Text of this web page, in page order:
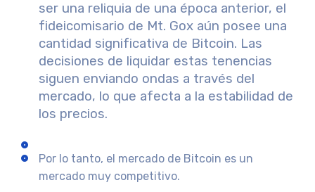
ser una reliquia de una época anterior, el
fideicomisario de Mt. Gox aún posee una
cantidad significativa de Bitcoin. Las
decisiones de liquidar estas tenencias
siguen enviando ondas a través del
mercado, lo que afecta a la estabilidad de
los precios.
Por lo tanto, el mercado de Bitcoin es un
mercado muy competitivo.